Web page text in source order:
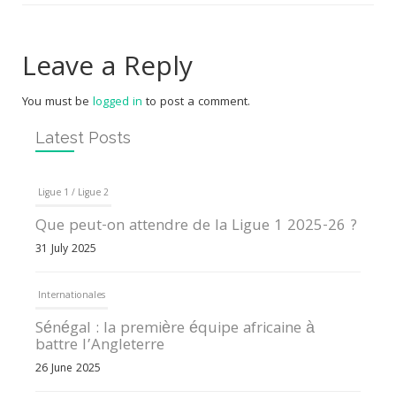
Leave a Reply
You must be logged in to post a comment.
Latest Posts
Ligue 1 / Ligue 2
Que peut-on attendre de la Ligue 1 2025-26 ?
31 July 2025
Internationales
Sénégal : la première équipe africaine à
battre l’Angleterre
26 June 2025